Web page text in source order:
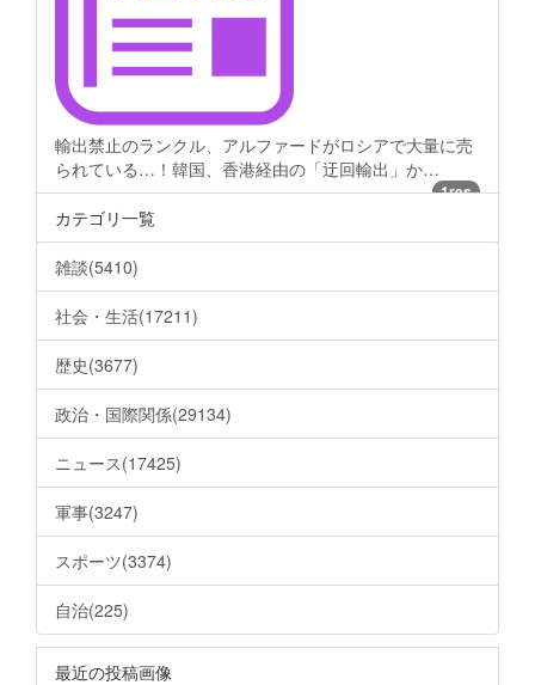
輸出禁止のランクル、アルファードがロシアで大量に売
られている…！韓国、香港経由の「迂回輸出」か…
1res
カテゴリ一覧
雑談(5410)
社会・生活(17211)
歴史(3677)
政治・国際関係(29134)
ニュース(17425)
軍事(3247)
スポーツ(3374)
自治(225)
最近の投稿画像